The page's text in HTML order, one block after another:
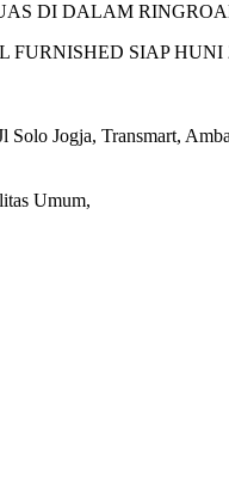
DI DALAM
SIAP
Solo Jogja, Transmart,
Umum,